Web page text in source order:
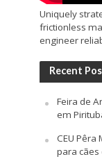
Uniquely
frictionless
engineer
Recent
Feira de
em
CEU
para cães